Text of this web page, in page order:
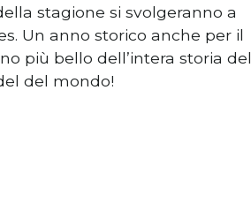
stagione si svolgeranno a
Un anno storico anche per il
più bello dell’intera storia del
del mondo!